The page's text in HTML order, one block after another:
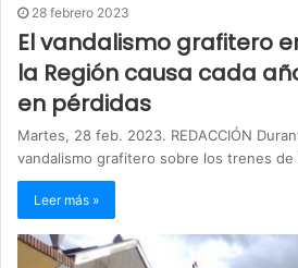
28 febrero 2023
El vandalismo grafitero
la Región causa cada
en pérdidas
Martes, 28 feb. 2023. REDACCIÓN
vandalismo grafitero sobre los trenes
Leer más »